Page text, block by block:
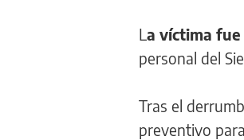
La víctima fue
personal del
Tras el
preventivo